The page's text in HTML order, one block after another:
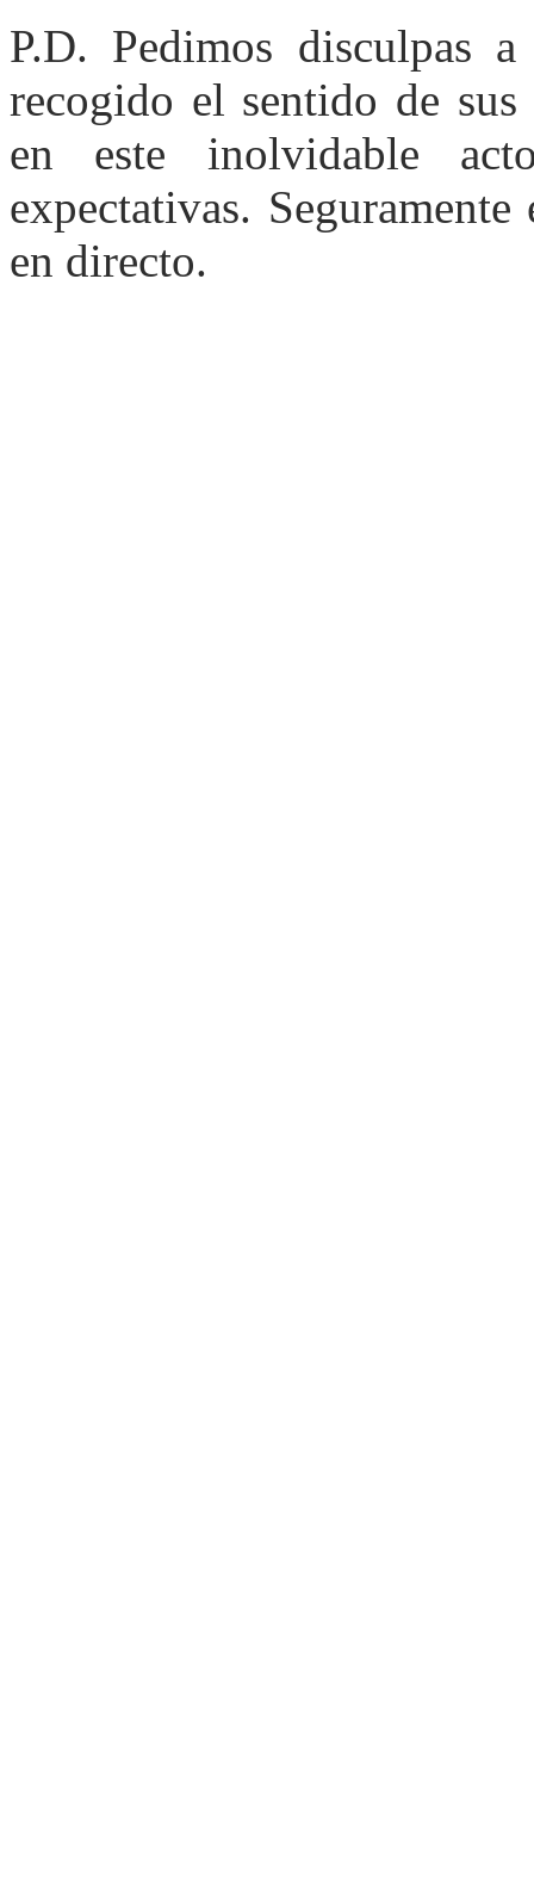
P.D. Pedimos disculpas
recogido el sentido de sus
en este inolvidable
expectativas.
en directo.